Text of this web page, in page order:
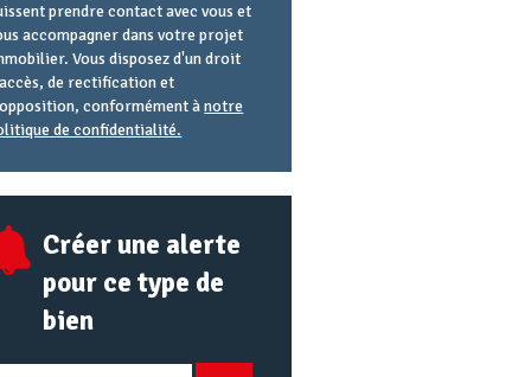
prendre contact avec vous et
accompagner dans votre projet
Vous disposez d'un droit
de rectification et
conformément ànotre
de confidentialité.
Créer une alerte
pour ce type de
bien